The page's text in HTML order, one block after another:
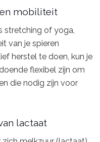
mobiliteit
stretching of yoga,
van je spieren
herstel te doen, kun je
flexibel zijn om
die nodig zijn voor
lactaat